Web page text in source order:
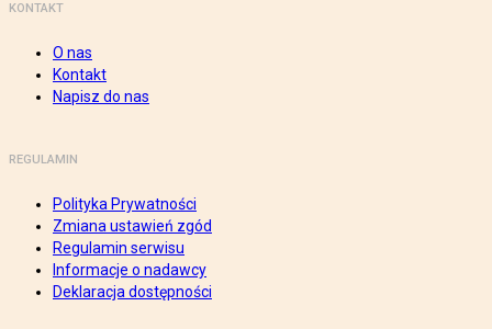
KONTAKT
O nas
Kontakt
Napisz do nas
REGULAMIN
Polityka Prywatności
Zmiana ustawień zgód
Regulamin serwisu
Informacje o nadawcy
Deklaracja dostępności